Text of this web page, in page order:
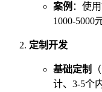
案例 ：使
1000-5000
定制开发
基础定制
计、3-5个